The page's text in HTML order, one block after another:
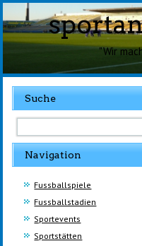
"Wir
Suche
Navigation
Fussballspiele
Fussballstadien
Sportevents
Sportstätten